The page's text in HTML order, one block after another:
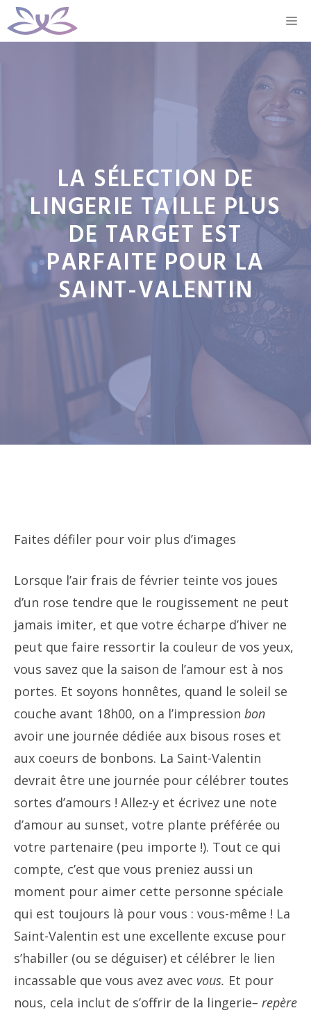
Aller
au
LA SÉLECTION DE
LINGERIE TAILLE PLUS
DE TARGET EST
PARFAITE POUR LA
SAINT-VALENTIN
Faites défiler pour voir plus d’images
Lorsque l’air frais de février teinte vos joues
d’un rose tendre que le rougissement ne peut
jamais imiter, et que votre écharpe d’hiver ne
peut que faire ressortir la couleur de vos yeux,
vous savez que la saison de l’amour est à nos
portes. Et soyons honnêtes, quand le soleil se
couche avant 18h00, on a l’impression bon
avoir une journée dédiée aux bisous roses et
aux coeurs de bonbons. La Saint-Valentin
devrait être une journée pour célébrer toutes
sortes d’amours ! Allez-y et écrivez une note
d’amour au sunset, votre plante préférée ou
votre partenaire (peu importe !). Tout ce qui
compte, c’est que vous preniez aussi un
moment pour aimer cette personne spéciale
qui est toujours là pour vous : vous-même ! La
Saint-Valentin est une excellente excuse pour
s’habiller (ou se déguiser) et célébrer le lien
incassable que vous avez avec vous. Et pour
nous, cela inclut de s’offrir de la lingerie– repère